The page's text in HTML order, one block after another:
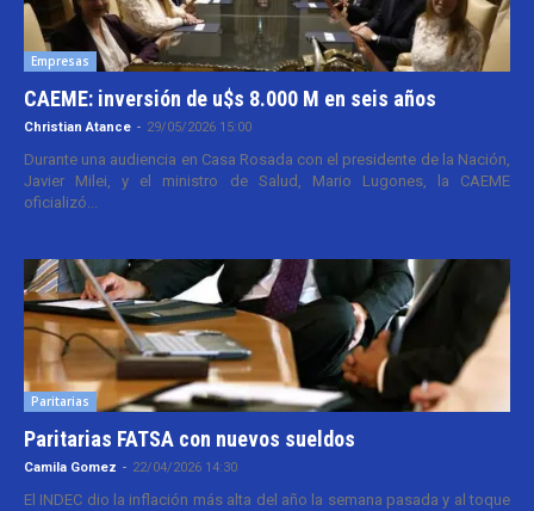
Empresas
CAEME: inversión de u$s 8.000 M en seis años
Christian Atance - 29/05/2026 15:00
Durante una audiencia en Casa Rosada con el presidente de la Nación,
Javier Milei, y el ministro de Salud, Mario Lugones, la CAEME
oficializó...
Paritarias
Paritarias FATSA con nuevos sueldos
Camila Gomez - 22/04/2026 14:30
El INDEC dio la inflación más alta del año la semana pasada y al toque